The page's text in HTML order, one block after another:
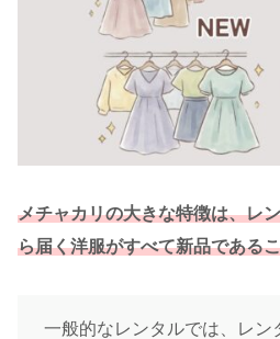
メチャカリの大きな特徴は、レ
ら届く洋服がすべて新品である
一般的なレンタルでは、レン